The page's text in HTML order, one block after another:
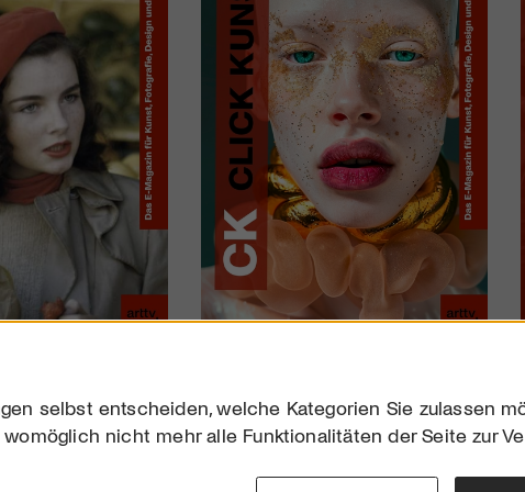
Downloads
selbst entscheiden, welche Kategorien Sie zulassen
nicht mehr alle Funktionalitäten der Seite zur